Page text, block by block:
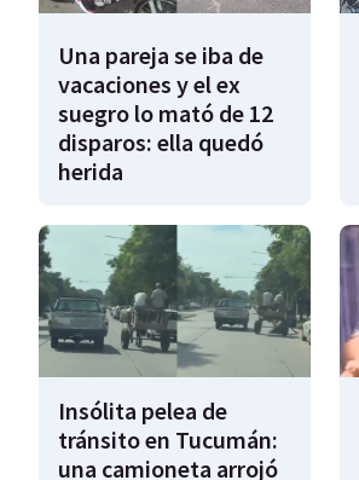
Una pareja se iba de
vacaciones y el ex
suegro lo mató de 12
disparos: ella quedó
herida
Insólita pelea de
tránsito en Tucumán:
una camioneta arrojó